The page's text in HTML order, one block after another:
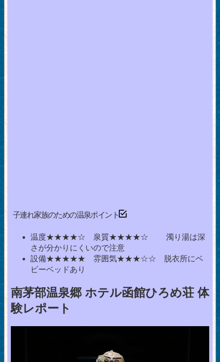
子連れ家族のための温泉ポイント
温度★★★★☆ 泉質★★★★☆ 濁り湯は深
さが分かりにくいので注意
設備★★★★★ 雰囲気★★★☆☆ 脱衣所にベ
ビーベッドあり
南茅部温泉郷 ホテル函館ひろめ荘 体
験レポート